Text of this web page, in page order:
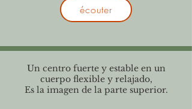
écouter
Un centro fuerte y estable en un
cuerpo flexible y relajado,
Es la imagen de la parte superior.